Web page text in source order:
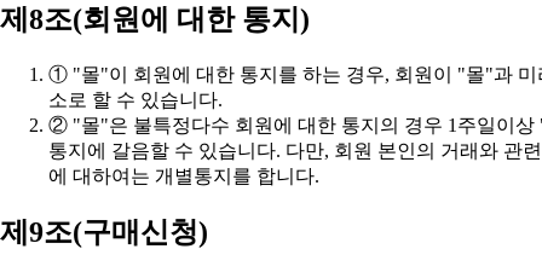
제8조(회원에 대한 통지)
소로 할 수 있습니다.
에 대하여는 개별통지를 합니다.
제9조(구매신청)